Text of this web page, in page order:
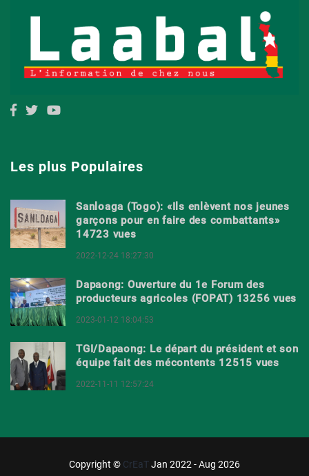
Les plus Populaires
Sanloaga (Togo): «Ils enlèvent nos jeunes
garçons pour en faire des combattants»
14723 vues
2022-12-24 18:27:30
Dapaong: Ouverture du 1e Forum des
producteurs agricoles (FOPAT) 13256 vues
2023-01-12 18:04:53
TGI/Dapaong: Le départ du président et son
équipe fait des mécontents 12515 vues
2022-11-11 12:57:24
Copyright © CrEaTJan 2022 - Aug 2026